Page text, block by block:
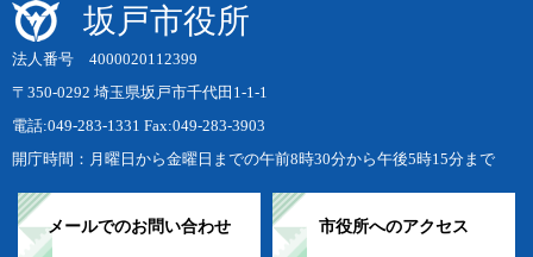
坂戸市役所
法人番号 4000020112399
〒350-0292 埼玉県坂戸市千代田1-1-1
電話:049-283-1331 Fax:049-283-3903
開庁時間：月曜日から金曜日までの午前8時30分から午後5時15分まで
メールでのお問い合わせ 市役所へのアクセス